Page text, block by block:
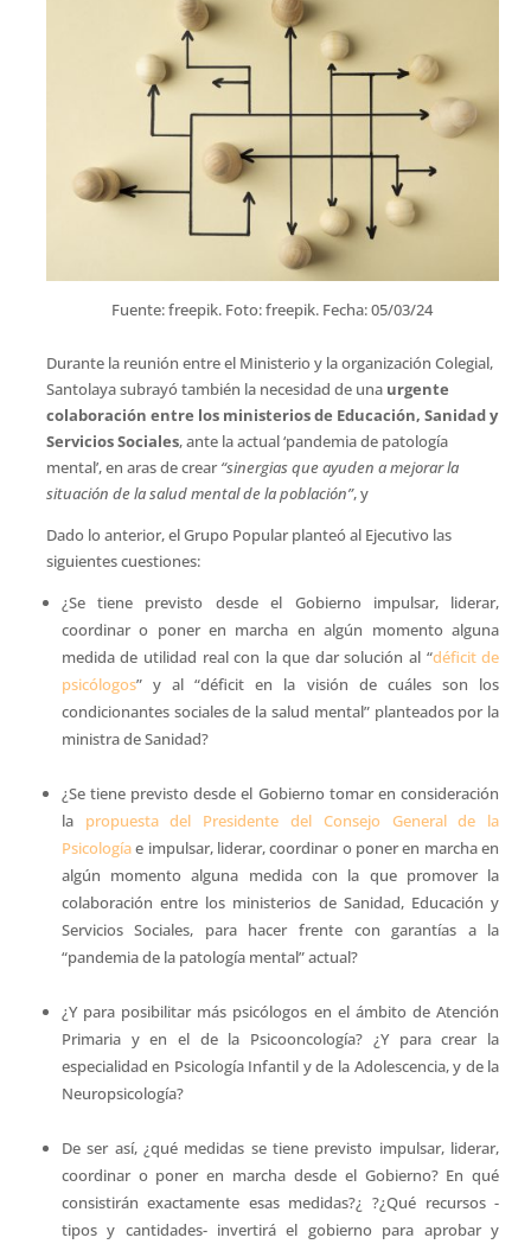
Fuente: freepik. Foto: freepik. Fecha: 05/03/24
Durante la reunión entre el Ministerio y la organización Colegial,
Santolaya subrayó también la necesidad de una urgente
colaboración entre los ministerios de Educación, Sanidad y
Servicios Sociales, ante la actual ‘pandemia de patología
mental’, en aras de crear“sinergias que ayuden a mejorar la
situación de la salud mental de la población”, y
Dado lo anterior, el Grupo Popular planteó al Ejecutivo las
siguientes cuestiones:
¿Se tiene previsto desde el Gobierno impulsar, liderar,
coordinar o poner en marcha en algún momento alguna
medida de utilidad real con la que dar solución al “déficit de
psicólogos” y al “déficit en la visión de cuáles son los
condicionantes sociales de la salud mental” planteados por la
ministra de Sanidad?
¿Se tiene previsto desde el Gobierno tomar en consideración
la propuesta del Presidente del Consejo General de la
Psicologíae impulsar, liderar, coordinar o poner en marcha en
algún momento alguna medida con la que promover la
colaboración entre los ministerios de Sanidad, Educación y
Servicios Sociales, para hacer frente con garantías a la
“pandemia de la patología mental” actual?
¿Y para posibilitar más psicólogos en el ámbito de Atención
Primaria y en el de la Psicooncología? ¿Y para crear la
especialidad en Psicología Infantil y de la Adolescencia, y de la
Neuropsicología?
De ser así, ¿qué medidas se tiene previsto impulsar, liderar,
coordinar o poner en marcha desde el Gobierno? En qué
consistirán exactamente esas medidas?¿ ?¿Qué recursos -
tipos y cantidades- invertirá el gobierno para aprobar y